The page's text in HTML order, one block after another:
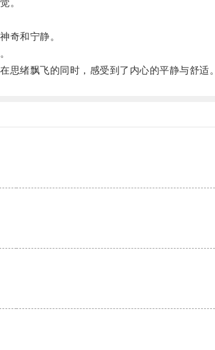
。
奇和宁静。
绪飘飞的同时，感受到了内心的平静与舒适。